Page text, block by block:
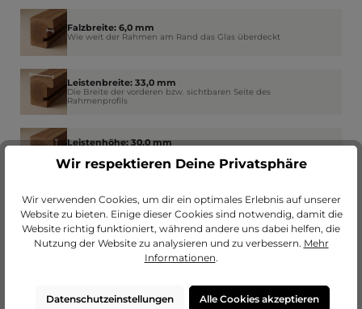
Falzbreite: 6,0 mm
Wie weit der Rahmen am Rand das Glas überdeckt
Leistenbreite: 33,0 mm
Die Breite der vorderen bzw. sichtbaren Seite des
Rahmenprofils
Leistenhöhe: 30,0 mm
Wand auf
Wir respektieren Deine Privatsphäre
Wir verwenden Cookies, um dir ein optimales Erlebnis auf unserer
Website zu bieten. Einige dieser Cookies sind notwendig, damit die
Website richtig funktioniert, während andere uns dabei helfen, die
Nutzung der Website zu analysieren und zu verbessern. Mehr
Informationen.
Datenschutzeinstellungen Alle Cookies akzeptieren